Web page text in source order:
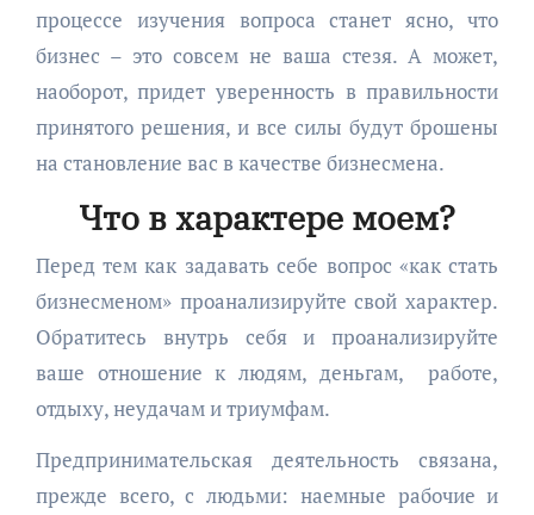
процессе изучения вопроса станет ясно, что
бизнес – это совсем не ваша стезя. А может,
наоборот, придет уверенность в правильности
принятого решения, и все силы будут брошены
на становление вас в качестве бизнесмена.
Что в характере моем?
Перед тем как задавать себе вопрос «как стать
бизнесменом» проанализируйте свой характер.
Обратитесь внутрь себя и проанализируйте
ваше отношение к людям, деньгам, работе,
отдыху, неудачам и триумфам.
Предпринимательская деятельность связана,
прежде всего, с людьми: наемные рабочие и